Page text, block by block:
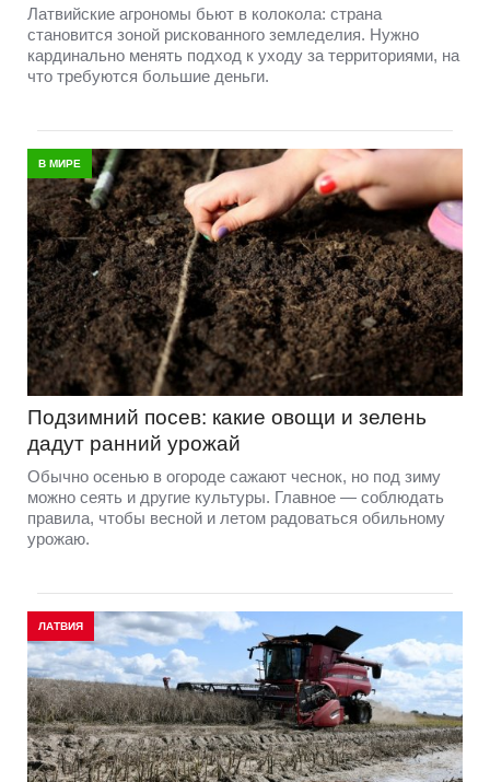
Латвийские агрономы бьют в колокола: страна
становится зоной рискованного земледелия. Нужно
кардинально менять подход к уходу за территориями, на
что требуются большие деньги.
В МИРЕ
Подзимний посев: какие овощи и зелень
дадут ранний урожай
Обычно осенью в огороде сажают чеснок, но под зиму
можно сеять и другие культуры. Главное — соблюдать
правила, чтобы весной и летом радоваться обильному
урожаю.
ЛАТВИЯ